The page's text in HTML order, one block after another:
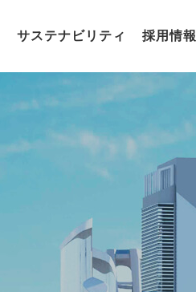
サステナビリティ 採用情報